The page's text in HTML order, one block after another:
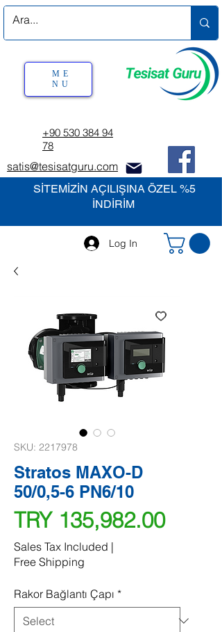
SİTEMİZİN AÇILIŞINA ÖZEL %5
İNDİRİM
+90 530 384 94
78
satis@tesisatguru.com
Log In
ME
NU
SKU: 2217978
Stratos MAXO-D
50/0,5-6 PN6/10
TRY 135,982.00Price
Sales Tax Included |
Free Shipping
Rakor Bağlantı Çapı *